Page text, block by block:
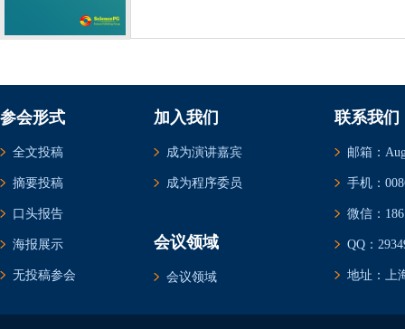
参会形式
全文投稿
摘要投稿
口头报告
海报展示
无投稿参会
加入我们
成为演讲嘉宾
成为程序委员
会议领域
会议领域
联系我们
邮箱：
手机：
微信：
QQ：
地址：上